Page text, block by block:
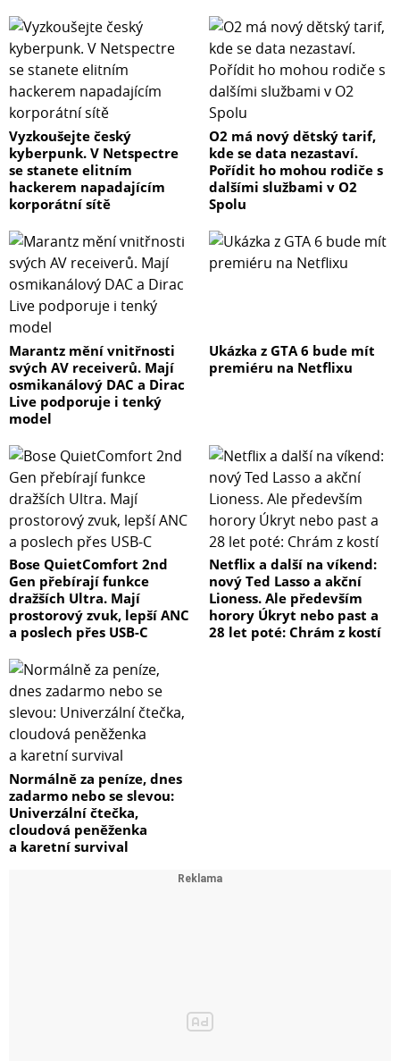
Vyzkoušejte český
kyberpunk. V Netspectre
se stanete elitním
hackerem napadajícím
korporátní sítě
O2 má nový dětský tarif,
kde se data nezastaví.
Pořídit ho mohou rodiče s
dalšími službami v O2
Spolu
Marantz mění vnitřnosti
svých AV receiverů. Mají
osmikanálový DAC a Dirac
Live podporuje i tenký
model
Ukázka z GTA 6 bude mít
premiéru na Netflixu
Bose QuietComfort 2nd
Gen přebírají funkce
dražších Ultra. Mají
prostorový zvuk, lepší ANC
a poslech přes USB-C
Netflix a další na víkend:
nový Ted Lasso a akční
Lioness. Ale především
horory Úkryt nebo past a
28 let poté: Chrám z kostí
Normálně za peníze, dnes
zadarmo nebo se slevou:
Univerzální čtečka,
cloudová peněženka
a karetní survival